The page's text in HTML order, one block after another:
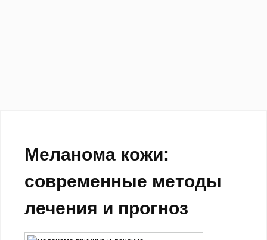
Меланома кожи:
современные методы
лечения и прогноз